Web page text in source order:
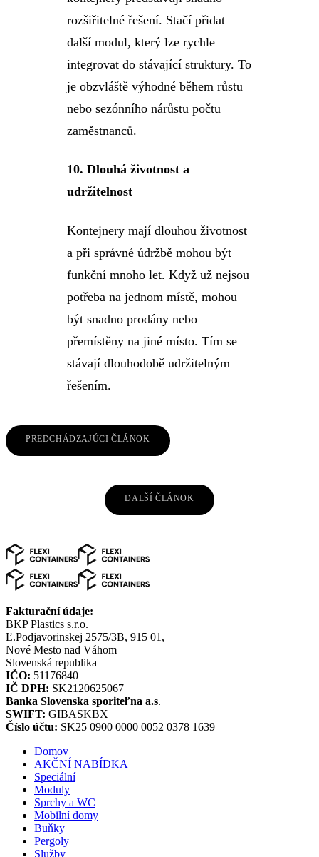
rozšiřitelné řešení. Stačí přidat
další modul, který lze rychle
integrovat do stávající struktury. To
je obzvláště výhodné během růstu
nebo sezónního nárůstu počtu
zaměstnanců.
10.Dlouhá životnost a
udržitelnost
Kontejnery mají dlouhou životnost
a při správné údržbě mohou být
funkční mnoho let. Když už nejsou
potřeba na jednom místě, mohou
být snadno prodány nebo
přemístěny na jiné místo. Tím se
stávají dlouhodobě udržitelným
řešením.
Navigácia
v
PREDCHÁDZAJÚCI ČLÁNOK
DALŠÍ ČLÁNOK
Fakturační údaje:
BKP Plastics s.r.o.
Ľ.Podjavorinskej 2575/3B, 915 01,
Nové Mesto nad Váhom
Slovenská republika
IČO: 51176840
IČ DPH: SK2120625067
Banka Slovenska sporiteľna a.s.
SWIFT: GIBASKBX
Číslo účtu: SK25 0900 0000 0052 0378 1639
Domov
AKČNÍ NABÍDKA
Speciální
Moduly
Sprchy a WC
Mobilní domy
Buňky
Pergoly
Služby